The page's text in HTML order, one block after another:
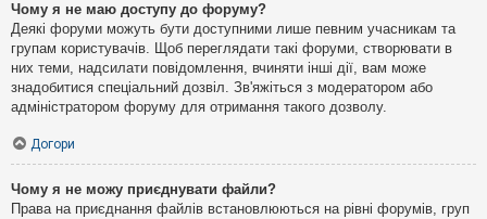
Чому я не маю доступу до форуму?
Деякі форуми можуть бути доступними лише певним учасникам та
групам користувачів. Щоб переглядати такі форуми, створювати в
них теми, надсилати повідомлення, вчиняти інші дії, вам може
знадобитися спеціальний дозвіл. Зв'яжіться з модератором або
адміністратором форуму для отримання такого дозволу.
Догори
Чому я не можу приєднувати файли?
Права на приєднання файлів встановлюються на рівні форумів, груп